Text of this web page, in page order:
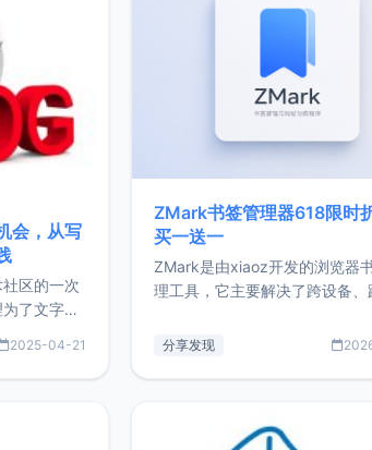
会，从写
区的一次
了文字
历，以及
自由职业
开了我的
2025-04-21
ZMark书签管理器618限时
买一送一
ZMark是由xiaoz开发的浏览器
理工具，它主要解决了跨设备、
做到一处部署、随处访问。同
量级： 使用Bun + Hono.js
分享发现